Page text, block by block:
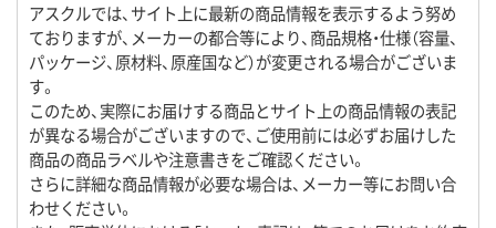
アスクルでは、サイト上に最新の商品情報を表示するよう努め
ておりますが、メーカーの都合等により、商品規格・仕様（容量、
パッケージ、原材料、原産国など）が変更される場合がございま
す。
このため、実際にお届けする商品とサイト上の商品情報の表記
が異なる場合がございますので、ご使用前には必ずお届けした
商品の商品ラベルや注意書きをご確認ください。
さらに詳細な商品情報が必要な場合は、メーカー等にお問い合
わせください。